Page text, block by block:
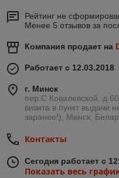
Рейтинг не
Менее 5 отзывов за
Компания продает на
Работает с 12.03.2018
г. Минск
пер.С.Ковалевской,
визита в пункт выдачи
заранее!), Минск,
Контакты
Сегодня работает с
Показать весь